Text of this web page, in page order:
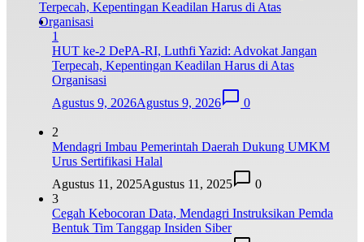
1
HUT ke-2 DePA-RI, Luthfi Yazid: Advokat Jangan
Terpecah, Kepentingan Keadilan Harus di Atas
Organisasi
Agustus 9, 2026Agustus 9, 2026 0
2
Mendagri Imbau Pemerintah Daerah Dukung UMKM
Urus Sertifikasi Halal
Agustus 11, 2025Agustus 11, 2025
0
3
Cegah Kebocoran Data, Mendagri Instruksikan Pemda
Bentuk Tim Tanggap Insiden Siber